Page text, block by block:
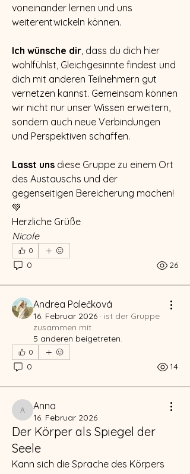
voneinander lernen und uns
weiterentwickeln können.
Ich wünsche dir , dass du dich hier
wohlfühlst, Gleichgesinnte findest und
dich mit anderen Teilnehmern gut
vernetzen kannst. Gemeinsam können
wir nicht nur unser Wissen erweitern,
sondern auch neue Verbindungen
und Perspektiven schaffen.
Lasst uns diese Gruppe zu einem Ort
des Austauschs und der
gegenseitigen Bereicherung machen!
💚
Herzliche Grüße
Nicole
0
0 26
Andrea Palečková
16. Februar 2026 · ist der Gruppe
zusammen mit
5 anderen beigetreten.
0
0 14
Anna
Anna
16. Februar 2026
Der Körper als Spiegel der
Seele
Kann sich die Sprache des Körpers
Info
Willkommen in der Gruppe! Hier
kannst du dich mit anderen